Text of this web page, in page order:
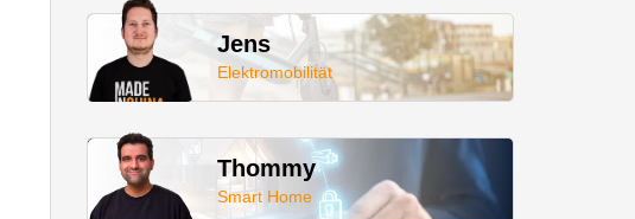
Jens
Elektromobilität
Thommy
Smart Home